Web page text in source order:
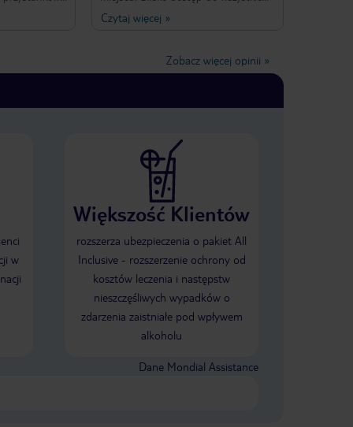
nie
czysty,
jest to
Bardzo
możliwych środków transportu oraz
atrakcji! Hotel ma WSZYSTKO coiec
do wszelkich trunków, telewizji i gier.
Obsługa BARDZO miła i pomocna!
zsunięte do siebie, które rozjeżdżają
Czytaj więcej »
Zobacz więcej opinii »
w
Większość Klientów
rozszerza ubezpieczenia o pakiet All
Inclusive - rozszerzenie ochrony od
kosztów leczenia i następstw
nieszczęśliwych wypadków o
zdarzenia zaistniałe pod wpływem
alkoholu
Dane Mondial Assistance